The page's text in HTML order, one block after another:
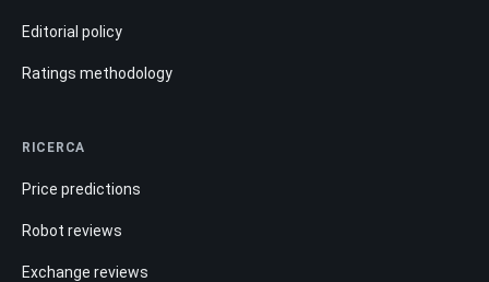
Editorial policy
Ratings methodology
RICERCA
Price predictions
Robot reviews
Exchange reviews